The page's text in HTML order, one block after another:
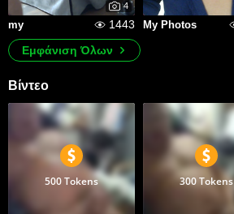
4
my 1443 My Photos
Εμφάνιση Όλων
Βίντεο
500 Tokens 300 Tokens